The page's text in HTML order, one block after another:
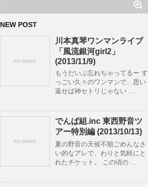
NEW POST
川本真琴ワンマンライブ
「風流銀河girl2」
(2013/11/9)
もうだいぶ忘れちゃってるー す
っごい久々のワンマンで、思い
返せば神セトリじゃない …
でんぱ組.inc 東西野音ツ
アー特別編 (2013/10/13)
夏の野音の天候不順ごめんなさ
い的なアレで、わりと気軽にと
れたチケット。 この頃の …